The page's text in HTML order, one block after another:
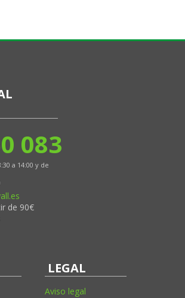
083
a 14:00 y de
de 90€
LEGAL
Aviso legal